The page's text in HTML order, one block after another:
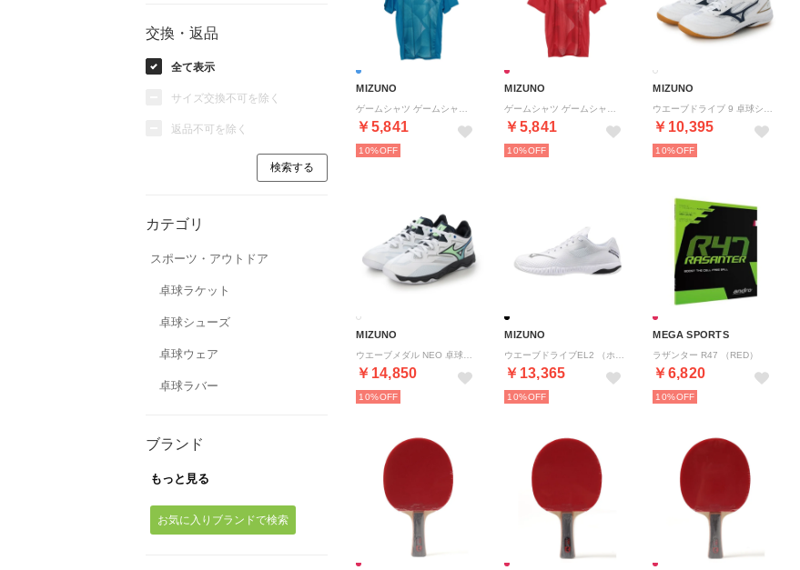
交換・返品
全て表示
サイズ交換不可を除く
返品不可を除く
カテゴリ
スポーツ・アウトドア
卓球ラケット
卓球シューズ
卓球ウェア
卓球ラバー
ブランド
もっと見る
お気に入りブランドで検索
MIZUNO
￥5,841
10%
MIZUNO
￥5,841
10%
MIZUNO
￥10,395
10%
MIZUNO
￥14,850
10%
MIZUNO
￥13,365
10%
MEGA SPORTS
ラザンター R47 （RED）
￥6,820
10%